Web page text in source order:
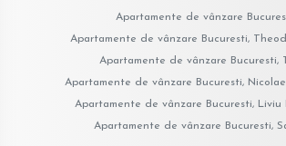
Apartamente de vânzare
Apartamente de vânzare Bucuresti,
Apartamente de vânzare Bucuresti,
Apartamente de vânzare Bucuresti,
Apartamente de vânzare Bucuresti, Liviu
Apartamente de vânzare Bucuresti,